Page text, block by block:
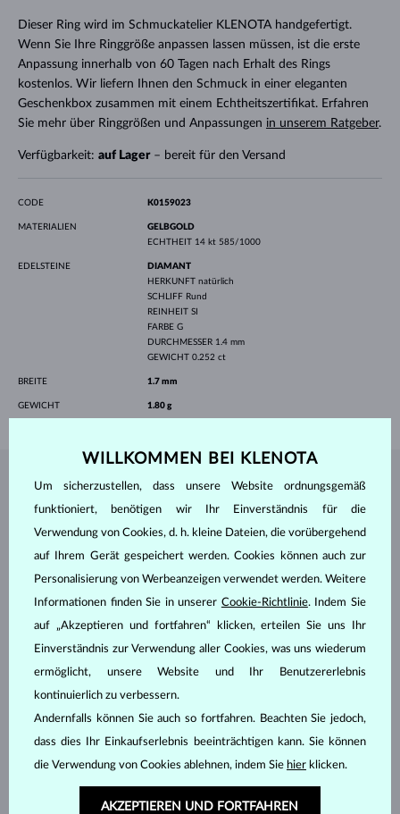
Dieser Ring wird im Schmuckatelier KLENOTA handgefertigt.
Wenn Sie Ihre Ringgröße anpassen lassen müssen, ist die erste
Anpassung innerhalb von 60 Tagen nach Erhalt des Rings
kostenlos. Wir liefern Ihnen den Schmuck in einer eleganten
Geschenkbox zusammen mit einem Echtheitszertifikat. Erfahren
Sie mehr über Ringgrößen und Anpassungen in unserem Ratgeber.
Verfügbarkeit: auf Lager– bereit für den Versand
CODE K0159023
MATERIALIEN
GELBGOLD
ECHTHEIT 14 kt 585/1000
EDELSTEINE
DIAMANT
HERKUNFT natürlich
SCHLIFF Rund
REINHEIT SI
FARBE G
DURCHMESSER 1.4 mm
GEWICHT 0.252 ct
BREITE 1.7 mm
GEWICHT 1.80 g
SCHMUCK AUS DEMKLENOTA ATELIER
WILLKOMMEN BEI KLENOTA
Um sicherzustellen, dass unsere Website ordnungsgemäß
funktioniert, benötigen wir Ihr Einverständnis für die
Verwendung von Cookies, d. h. kleine Dateien, die vorübergehend
auf Ihrem Gerät gespeichert werden. Cookies können auch zur
Personalisierung von Werbeanzeigen verwendet werden. Weitere
Informationen finden Sie in unserer Cookie-Richtlinie. Indem Sie
auf „Akzeptieren und fortfahren“ klicken, erteilen Sie uns Ihr
Einverständnis zur Verwendung aller Cookies, was uns wiederum
ermöglicht, unsere Website und Ihr Benutzererlebnis
kontinuierlich zu verbessern.
Andernfalls können Sie auch so fortfahren. Beachten Sie jedoch,
dass dies Ihr Einkaufserlebnis beeinträchtigen kann. Sie können
die Verwendung von Cookies ablehnen, indem Sie hier klicken.
AKZEPTIEREN UND FORTFAHREN